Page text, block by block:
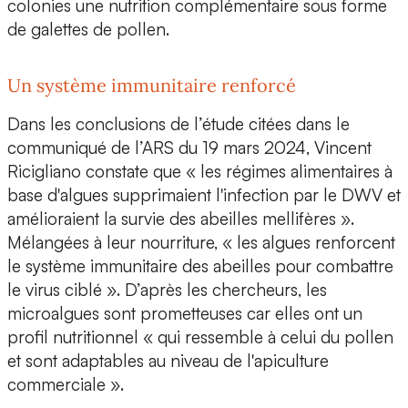
colonies une nutrition complémentaire sous forme
de galettes de pollen.
Un système immunitaire renforcé
Dans les conclusions de l’étude citées dans le
communiqué de l’ARS du 19 mars 2024, Vincent
Ricigliano constate que « les régimes alimentaires à
base d'algues supprimaient l'infection par le DWV et
amélioraient la survie des abeilles mellifères ».
Mélangées à leur nourriture, « les algues renforcent
le système immunitaire des abeilles pour combattre
le virus ciblé ». D’après les chercheurs, les
microalgues sont prometteuses car elles ont un
profil nutritionnel « qui ressemble à celui du pollen
et sont adaptables au niveau de l'apiculture
commerciale ».